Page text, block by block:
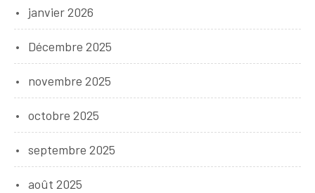
janvier 2026
Décembre 2025
novembre 2025
octobre 2025
septembre 2025
août 2025